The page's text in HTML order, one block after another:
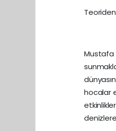
Mustafa
hocalar
denizlere